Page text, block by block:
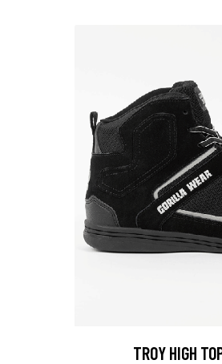
TROY HIGH